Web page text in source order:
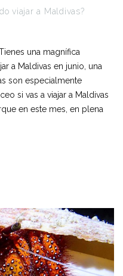
viajar a Maldivas?
una magnífica
a Maldivas en junio, una
son especialmente
si vas a viajar a Maldivas
en este mes, en plena